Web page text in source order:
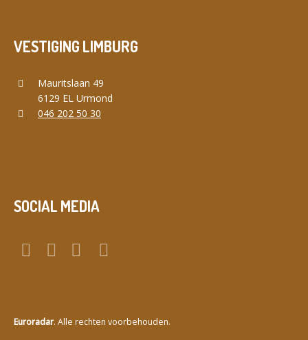
VESTIGING LIMBURG
Mauritslaan 49
6129 EL Urmond
046 202 50 30
SOCIAL MEDIA
Euroradar. Alle rechten voorbehouden.